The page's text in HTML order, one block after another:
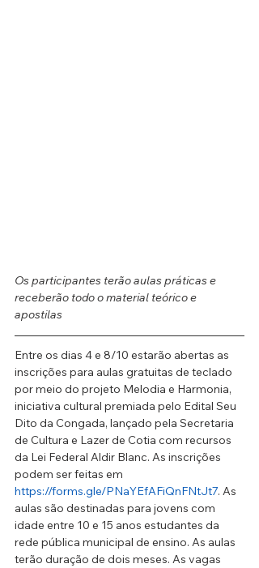
Os participantes terão aulas práticas e
receberão todo o material teórico e
apostilas
Entre os dias 4 e 8/10 estarão abertas as
inscrições para aulas gratuitas de teclado
por meio do projeto Melodia e Harmonia,
iniciativa cultural premiada pelo Edital Seu
Dito da Congada, lançado pela Secretaria
de Cultura e Lazer de Cotia com recursos
da Lei Federal Aldir Blanc. As inscrições
podem ser feitas em
https://forms.gle/PNaYEfAFiQnFNtJt7. As
aulas são destinadas para jovens com
idade entre 10 e 15 anos estudantes da
rede pública municipal de ensino. As aulas
terão duração de dois meses. As vagas